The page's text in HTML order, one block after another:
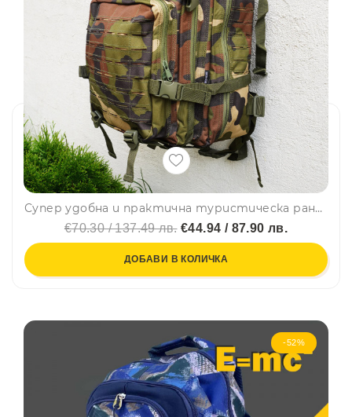
Супер удобна и практична туристическа раница с множество джобове, камуфлаж 916
€70.30 / 137.49 лв.€44.94 / 87.90 лв.
ДОБАВИ В КОЛИЧКА
-52%